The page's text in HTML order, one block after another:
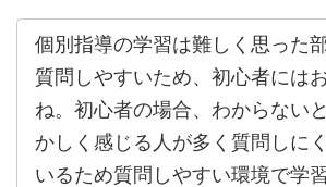
個別指導の学習は難しく思った
質問しやすいため、初心者には
ね。初心者の場合、わからない
かしく感じる人が多く質問しに
いるため質問しやすい環境で学